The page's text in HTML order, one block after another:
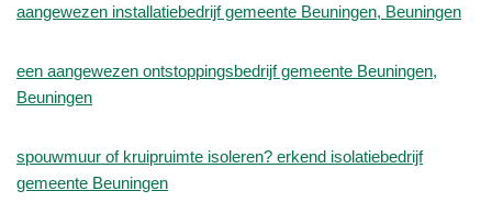
aangewezen installatiebedrijf gemeente Beuningen, Beuningen
een aangewezen ontstoppingsbedrijf gemeente Beuningen,
Beuningen
spouwmuur of kruipruimte isoleren? erkend isolatiebedrijf
gemeente Beuningen